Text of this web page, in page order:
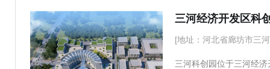
合，吸引稀土医学、生
病诊疗一体化相关设备
三河经济开发区科
[地址：河北省廊坊市三
三河科创园位于三河经